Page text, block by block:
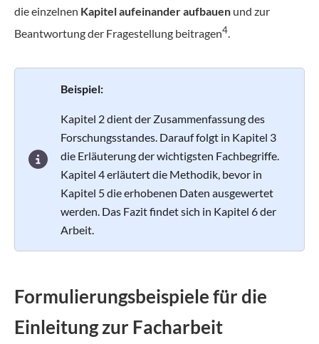
die einzelnen Kapitel aufeinander aufbauen und zur
Beantwortung der Fragestellung beitragen4.
Beispiel:
Kapitel 2 dient der Zusammenfassung des
Forschungsstandes. Darauf folgt in Kapitel 3
die Erläuterung der wichtigsten Fachbegriffe.
Kapitel 4 erläutert die Methodik, bevor in
Kapitel 5 die erhobenen Daten ausgewertet
werden. Das Fazit findet sich in Kapitel 6 der
Arbeit.
Formulierungsbeispiele für die
Einleitung zur Facharbeit